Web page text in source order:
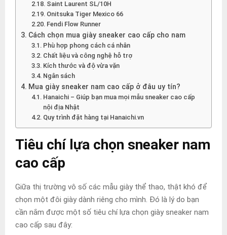
Saint Laurent SL/10H
Onitsuka Tiger Mexico 66
Fendi Flow Runner
Cách chọn mua giày sneaker cao cấp cho nam
Phù hợp phong cách cá nhân
Chất liệu và công nghệ hỗ trợ
Kích thước và độ vừa vặn
Ngân sách
Mua giày sneaker nam cao cấp ở đâu uy tín?
Hanaichi – Giúp bạn mua mọi mẫu sneaker cao cấp
nội địa Nhật
Quy trình đặt hàng tại Hanaichi.vn
Tiêu chí lựa chọn sneaker nam
cao cấp
Giữa thị trường vô số các mẫu giày thể thao, thật khó để
chọn một đôi giày dành riêng cho mình. Đó là lý do bạn
cần nắm được một số tiêu chí lựa chọn giày sneaker nam
cao cấp sau đây: